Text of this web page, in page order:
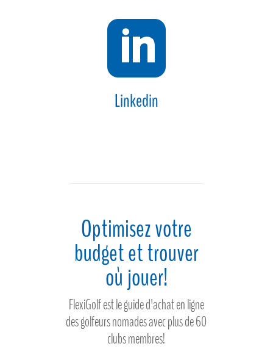

Linkedin
Optimisez votre
budget et trouver
où jouer!
FlexiGolf est le guide d'achat en ligne
des golfeurs nomades avec plus de 60
clubs membres!